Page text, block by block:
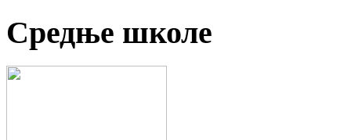
Средње школе